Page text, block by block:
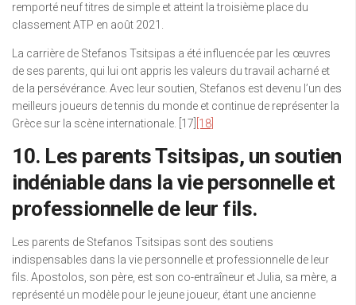
remporté neuf titres de simple et atteint la troisième place du
classement ATP en août 2021.
La carrière de Stefanos Tsitsipas a été influencée par les œuvres
de ses parents, qui lui ont appris les valeurs du travail acharné et
de la persévérance. Avec leur soutien, Stefanos est devenu l’un des
meilleurs joueurs de tennis du monde et continue de représenter la
Grèce sur la scène internationale. [17] [18]
10. Les parents Tsitsipas, un soutien
indéniable dans la vie personnelle et
professionnelle de leur fils.
Les parents de Stefanos Tsitsipas sont des soutiens
indispensables dans la vie personnelle et professionnelle de leur
fils. Apostolos, son père, est son co-entraîneur et Julia, sa mère, a
représenté un modèle pour le jeune joueur, étant une ancienne